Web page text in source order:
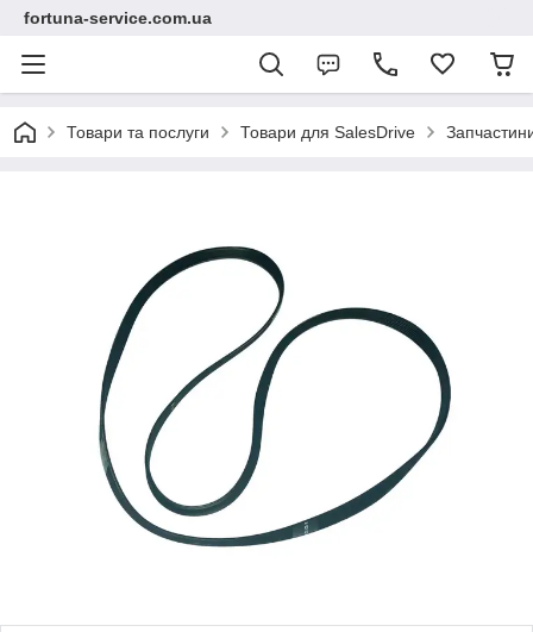
fortuna-service.com.ua
Товари та послуги Товари для SalesDrive